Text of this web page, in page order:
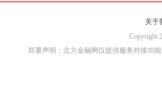
关于
Copyright
郑重声明：北方金融网仅提供服务对接功